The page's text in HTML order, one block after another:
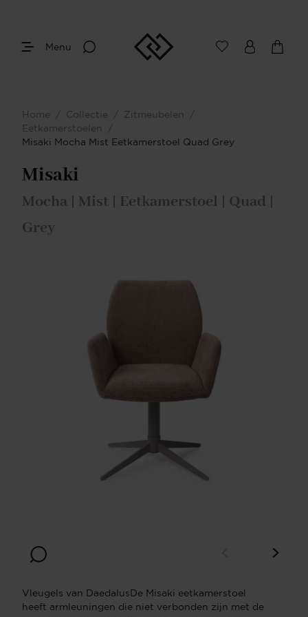
Menu
Home / Collectie / Zitmeubelen
/
Eetkamerstoelen
/
Misaki Mocha Mist Eetkamerstoel Quad Grey
Misaki
Mocha | Mist | Eetkamerstoel | Quad |
Grey
Vleugels van DaedalusDe Misaki eetkamerstoel
heeft armleuningen die niet verbonden zijn met de